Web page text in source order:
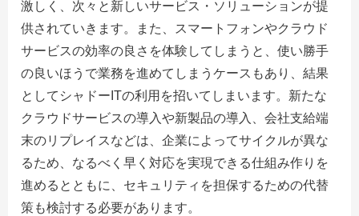
激しく、次々と新しいサービス・ソリューションが提
供されていきます。また、スマートフォンやクラウド
サービスの効率の良さを体験してしまうと、使い勝手
の良いほうで業務を進めてしまうケースもあり、結果
としてシャドーITの利用を招いてしまいます。新たな
クラウドサービスの導入や新製品の導入、会社支給端
末のリプレイスなどは、企業によってサイクルが異な
るため、なるべく早く対応を実現できる仕組み作りを
進めるとともに、セキュリティを担保するための代替
策も検討する必要があります。